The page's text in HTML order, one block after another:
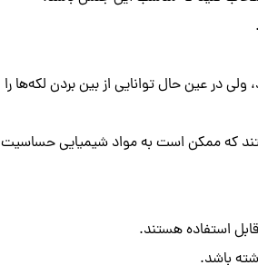
در عین حال توانایی از بین بردن لکه‌ها را
که ممکن است به مواد شیمیایی حساسیت
استفاده هستند.
باشد.